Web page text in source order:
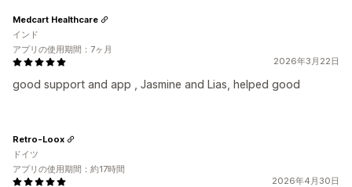
2026年3月22日
good support and app , Jasmine and Lias, helped good
Medcart Healthcare
インド
アプリの使用期間：7ヶ月
2026年4月30日
Retro-Loox
ドイツ
アプリの使用期間：約17時間